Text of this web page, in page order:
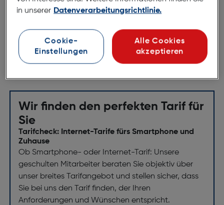
Stabiles Gehäuse mit Metallring
Höhere Lade-Effizienz bei geringerer Spannung
Leistung 12W (Max.)
Wir finden den perfekten Tarif für
Sie
Tarifcheck: Internet-Tarife fürs Smartphone und
Zuhause
Ob Smartphone- oder Internet-Tarif: Unsere
geschulten Mitarbeiter beraten Sie objektiv über
unser breites Tarifangebot und stellen sicher, dass
Sie bei uns den Tarif finden, der Ihren
Anforderungen und Wünschen entspricht.
in unserer Datenverarbeitungsrichtlinie.
Cookie-
Einstellungen
Alle Cookies
akzeptieren